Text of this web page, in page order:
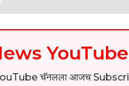
YouTube
YouTube चॅनलला आजच